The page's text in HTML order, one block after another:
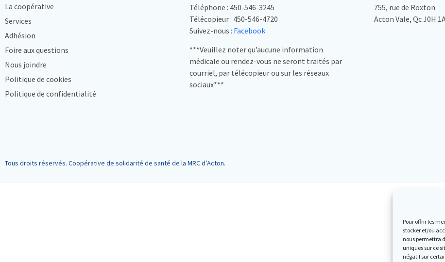
Pour offrir les
stocker et/ou
nous permettra
uniques sur ce
négatif sur
La coopérative
Services
Adhésion
Foire aux questions
Nous joindre
Politique de cookies
Politique de confidentialité
Téléphone : 450-546-3245
Télécopieur : 450-546-4720
Suivez-nous : Facebook
***Veuillez noter qu’aucune information
médicale ou rendez-vous ne seront traités par
courriel, par télécopieur ou sur les réseaux
sociaux***
755, rue de Roxton
Acton Vale, Qc J0H
Tous droits réservés. Coopérative de solidarité de santé de la MRC d’Acton.